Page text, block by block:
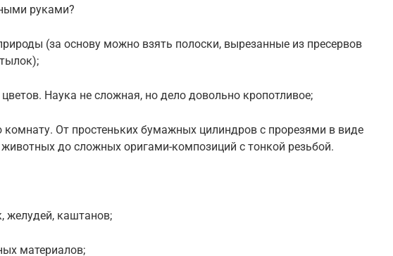
руками?
(за основу можно взять полоски, вырезанные из пресервов
Наука не сложная, но дело довольно кропотливое;
От простеньких бумажных цилиндров с прорезями в виде
животных до сложных оригами-композиций с тонкой резьбой.
желудей, каштанов;
материалов;